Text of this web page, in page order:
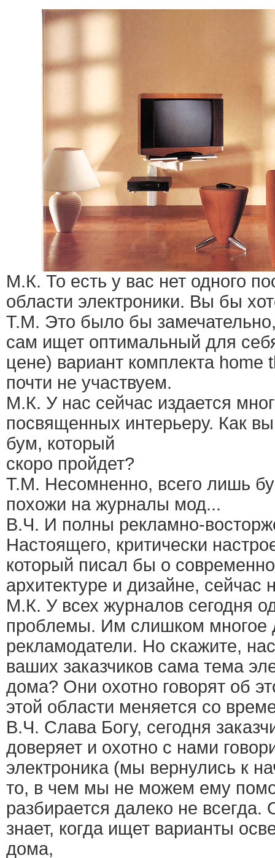
М.К. То есть у вас нет одного
области электроники. Вы бы
Т.М. Это было бы замечательно,
сам ищет оптимальный для
цене) вариант комплекта home
почти не участвуем.
М.К. У нас сейчас издается
посвященных интерьеру. Как
бум, который
скоро пройдет?
Т.М. Несомненно, всего лишь
похожи на журналы мод...
В.Ч. И полны рекламно-
Настоящего, критически
который писал бы о
архитектуре и дизайне, сейчас
М.К. У всех журналов сегодня
проблемы. Им слишком многое
рекламодатели. Но скажите,
ваших заказчиков сама тема
дома? Они охотно говорят об
этой области меняется со
В.Ч. Слава Богу, сегодня
доверяет и охотно с нами
электроника (мы вернулись к
то, в чем мы не можем ему
разбирается далеко не всегда.
знает, когда ищет варианты
дома,